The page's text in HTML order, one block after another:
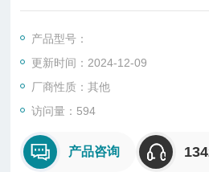
LAC-MRA）通过ISO17025计量准则
量、校验、检测服务机构。是国内民
通过校验项目多的校验机构之一（共
9项）。
产品型号：
更新时间：2024-12-09
厂商性质：其他
访问量：594
产品咨询